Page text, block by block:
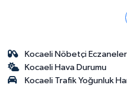
Kocaeli Nöbetçi Eczaneler
Kocaeli Hava Durumu
Kocaeli Trafik Yoğunluk